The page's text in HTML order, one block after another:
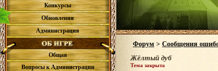
Конкурсы
Обновления
Администрация
Общая
Вопросы к Администрации
Форум > Сообщения
Жёлтый дуб
Тема закрыта